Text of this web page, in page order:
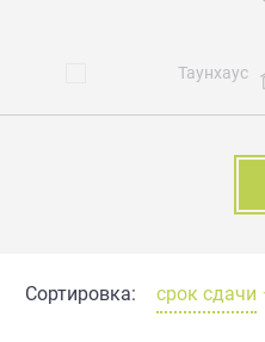
Таунхаус
Сортировка: срок сдачи